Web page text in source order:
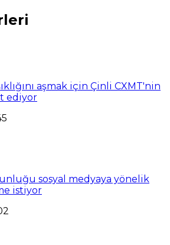
aşmak için Çinli CXMT'nin
ediyor
sosyal medyaya yönelik
istiyor